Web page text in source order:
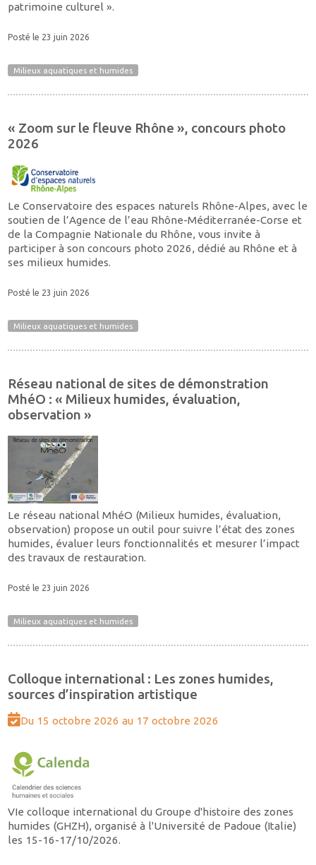
patrimoine culturel ».
Posté le 23 juin 2026
Milieux aquatiques et humides
« Zoom sur le fleuve Rhône », concours photo
2026
Le Conservatoire des espaces naturels Rhône-Alpes, avec le
soutien de l’Agence de l’eau Rhône-Méditerranée-Corse et
de la Compagnie Nationale du Rhône, vous invite à
participer à son concours photo 2026, dédié au Rhône et à
ses milieux humides.
Posté le 23 juin 2026
Milieux aquatiques et humides
Réseau national de sites de démonstration
MhéO : « Milieux humides, évaluation,
observation »
Le réseau national MhéO (Milieux humides, évaluation,
observation) propose un outil pour suivre l’état des zones
humides, évaluer leurs fonctionnalités et mesurer l’impact
des travaux de restauration.
Posté le 23 juin 2026
Milieux aquatiques et humides
Colloque international : Les zones humides,
sources d’inspiration artistique
Du 15 octobre 2026 au 17 octobre 2026
VIe colloque international du Groupe d'histoire des zones
humides (GHZH), organisé à l'Université de Padoue (Italie)
les 15-16-17/10/2026.